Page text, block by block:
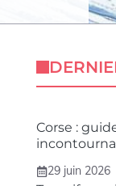
Corse :
29 juin 2026